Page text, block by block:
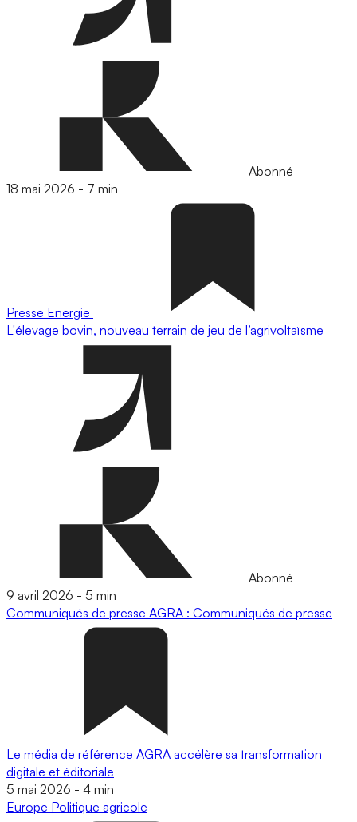
Abonné
18 mai 2026 - 7 min
Presse Energie
L'élevage bovin, nouveau terrain de jeu de l’agrivoltaïsme
Abonné
9 avril 2026 - 5 min
Communiqués de presse AGRA : Communiqués de presse
Le média de référence AGRA accélère sa transformation
digitale et éditoriale
5 mai 2026 - 4 min
Europe Politique agricole